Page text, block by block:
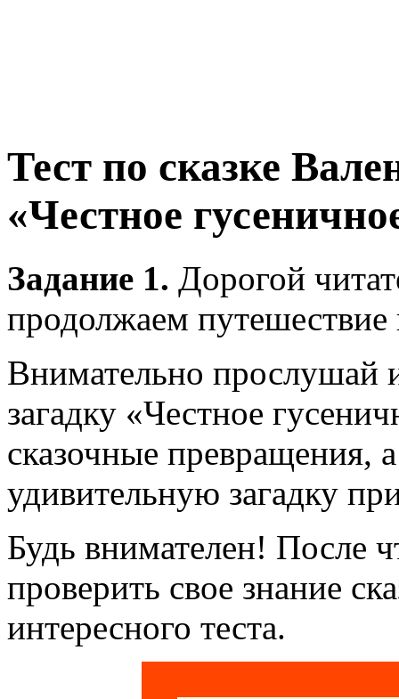
Тест по сказке
«Честное
Задание 1. Дорогой
продолжаем путешествие
Внимательно прослушай
загадку «Честное
сказочные превращения,
удивительную загадку
Будь внимателен! После
проверить свое знание
интересного теста.